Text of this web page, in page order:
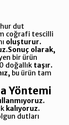
dut
coğrafi tescilli
oluşturur.
Sonuç olarak,
bir ürün
doğallık taşır.
bu ürün tam
Yöntemi
kalıyoruz.
dutları